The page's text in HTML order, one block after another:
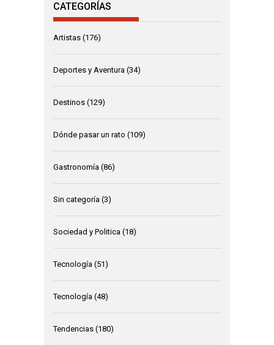
CATEGORÍAS
Artistas (176)
Deportes y Aventura (34)
Destinos (129)
Dónde pasar un rato (109)
Gastronomía (86)
Sin categoría (3)
Sociedad y Politica (18)
Tecnología (51)
Tecnología (48)
Tendencias (180)